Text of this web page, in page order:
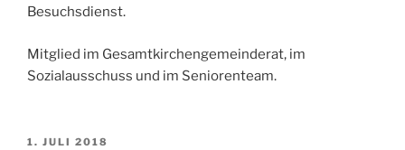
Besuchsdienst.
Mitglied im Gesamtkirchengemeinderat, im
Sozialausschuss und im Seniorenteam.
VERÖFFENTLICHT
1. JULI 2018